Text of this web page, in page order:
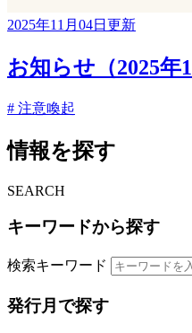
2025年11月04日更新
お知らせ（2025年
# 注意喚起
情報を探す
SEARCH
キーワードから探す
検索キーワード
発行月で探す